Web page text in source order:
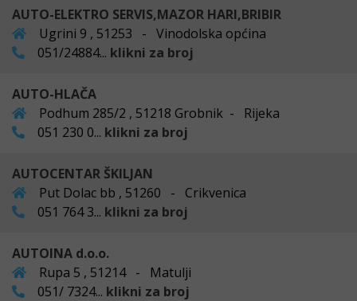
AUTO-ELEKTRO SERVIS,MAZOR HARI,BRIBIR
Ugrini 9 , 51253 - Vinodolska općina
051/24884... klikni za broj
AUTO-HLAČA
Podhum 285/2 , 51218 Grobnik - Rijeka
051 230 0... klikni za broj
AUTOCENTAR ŠKILJAN
Put Dolac bb , 51260 - Crikvenica
051 764 3... klikni za broj
AUTOINA d.o.o.
Rupa 5 , 51214 - Matulji
051/ 7324... klikni za broj